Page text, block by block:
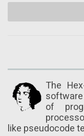
The
of
like pseudocode